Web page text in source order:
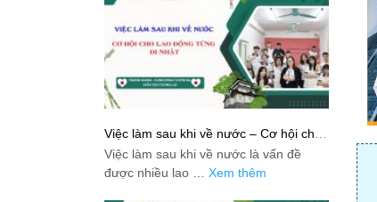
Việc làm sau khi về nước – Cơ hội cho
lao động từng đi Nhật
Việc làm sau khi về nước là vấn đề
được nhiều lao … Xem thêm